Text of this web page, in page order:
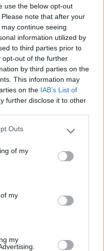
use the below opt-out
note that after your
continue seeing
information utilized by
to third parties prior to
opt-out of the further
by third parties on the
This information may
on the IAB’s List of
further disclose it to other
one or more Google
You may click to
its third-party tags to
in below Google
Outs
of my
my
my